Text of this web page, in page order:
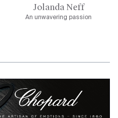
Jolanda Neff
An unwavering passion